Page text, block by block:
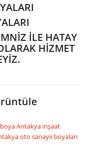
İLE HATAY
HİZMET
Antakya inşaat
oto sanayii boyaları